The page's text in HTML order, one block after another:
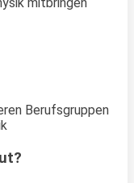
Berufsgruppen